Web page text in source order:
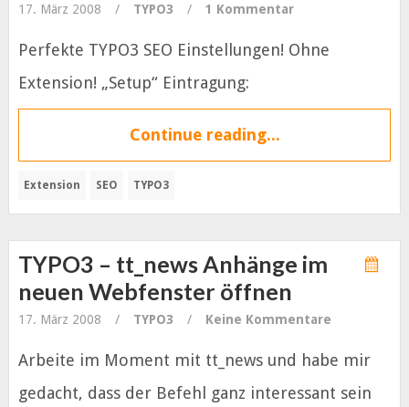
17. März 2008 / TYPO3 / 1 Kommentar
Perfekte TYPO3 SEO Einstellungen! Ohne
Extension! „Setup“ Eintragung:
Continue reading...
Extension SEO TYPO3
TYPO3 – tt_news Anhänge im
neuen Webfenster öffnen
17. März 2008 / TYPO3 / Keine Kommentare
Arbeite im Moment mit tt_news und habe mir
gedacht, dass der Befehl ganz interessant sein